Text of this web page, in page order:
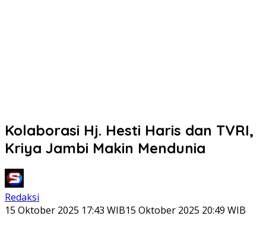
Kolaborasi Hj. Hesti Haris dan TVRI,
Kriya Jambi Makin Mendunia
Redaksi
15 Oktober 2025 17:43 WIB15 Oktober 2025 20:49 WIB